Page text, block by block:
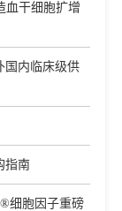
血干细胞扩增
国内临床级供
指南
细胞因子重磅